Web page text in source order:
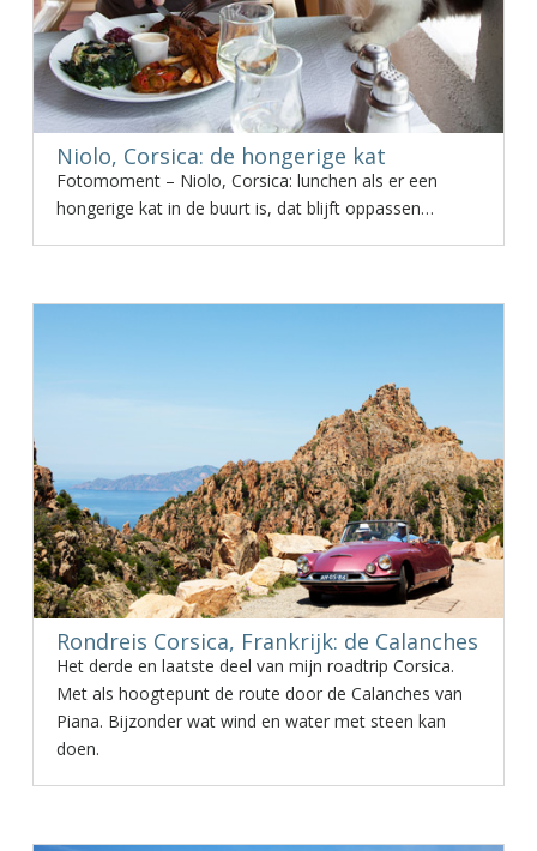
Niolo, Corsica: de hongerige kat
Fotomoment – Niolo, Corsica: lunchen als er een
hongerige kat in de buurt is, dat blijft oppassen…
Rondreis Corsica, Frankrijk: de Calanches
Het derde en laatste deel van mijn roadtrip Corsica.
Met als hoogtepunt de route door de Calanches van
Piana. Bijzonder wat wind en water met steen kan
doen.